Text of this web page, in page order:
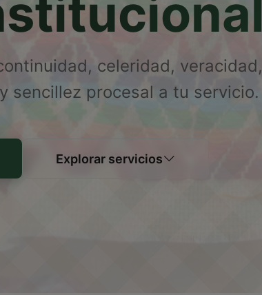
celeridad, veracidad,
sencillez procesal a tu servicio.
Explorar servicios